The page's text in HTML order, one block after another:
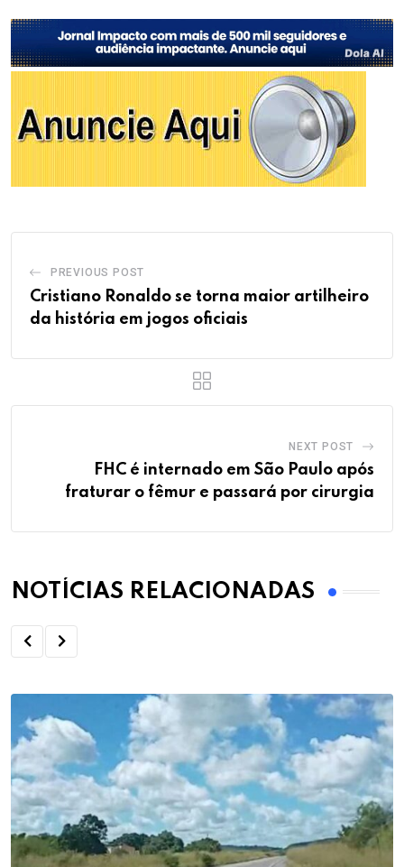
PREVIOUS POST
Cristiano Ronaldo se torna maior artilheiro
da história em jogos oficiais
NEXT POST
FHC é internado em São Paulo após
fraturar o fêmur e passará por cirurgia
NOTÍCIAS RELACIONADAS